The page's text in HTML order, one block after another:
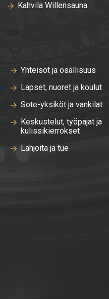
Kahvila Willensauna
Yhteisöt ja osallisuus
Lapset, nuoret ja koulut
Sote-yksiköt ja vankilat
Keskustelut, työpajat ja
kulissikierrokset
Lahjoita ja tue